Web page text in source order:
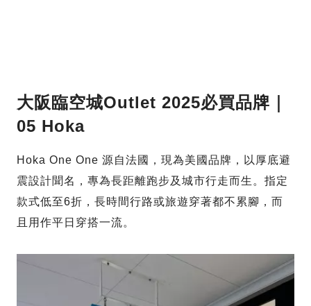
大阪臨空城Outlet 2025必買品牌｜
05 Hoka
Hoka One One 源自法國，現為美國品牌，以厚底避
震設計聞名，專為長距離跑步及城市行走而生。指定
款式低至6折，長時間行路或旅遊穿著都不累腳，而
且用作平日穿搭一流。